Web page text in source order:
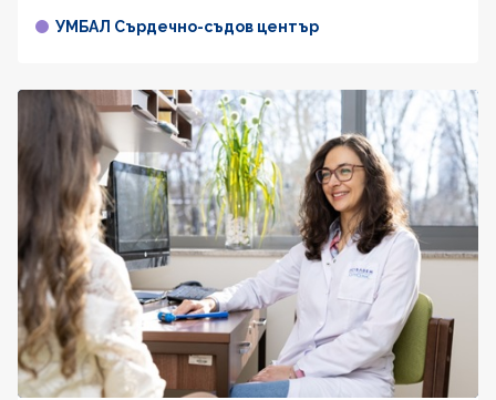
УМБАЛ Сърдечно-съдов център